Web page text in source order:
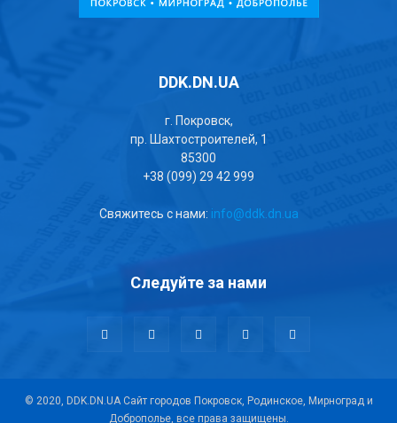
DDK.DN.UA
г. Покровск,
пр. Шахтостроителей, 1
85300
+38 (099) 29 42 999
Свяжитесь с нами: info@ddk.dn.ua
Следуйте за нами
© 2020, DDK.DN.UA Сайт городов Покровск, Родинское, Мирноград и
Доброполье, все права защищены.